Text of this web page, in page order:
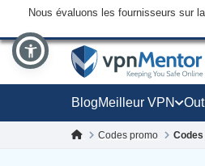
Nous évaluons les fournisseurs sur
BlogMeilleur VPN
Codes promo